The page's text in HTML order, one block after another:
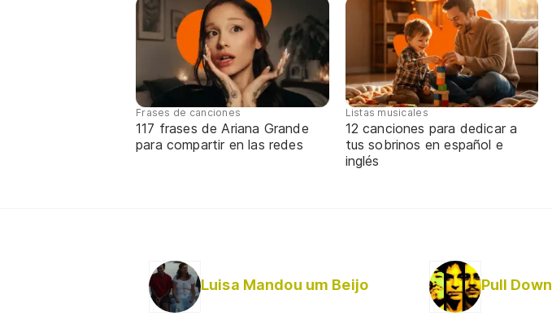
Frases de canciones
117 frases de Ariana Grande
para compartir en las redes
Listas musicales
12 canciones para dedicar a
tus sobrinos en español e
inglés
Luisa Mandou um Beijo Pull Down